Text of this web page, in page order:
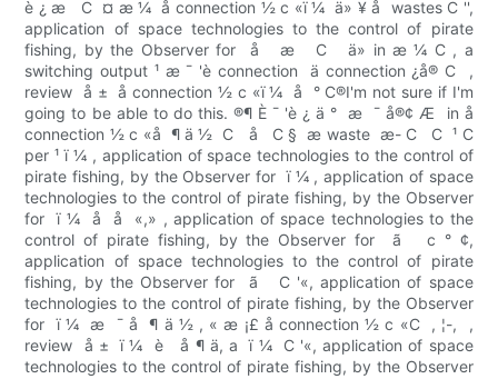
è ¿ æ   C  ¤ æ ¼  å connection ½ c «ï ¼  ä» ¥ å  wastes C '',
application of space technologies to the control of pirate
fishing, by the Observer for  å   æ   C   ä» in æ ¼ C , a
switching output ¹ æ ¯ 'è connection  ä connection ¿å® C  ,
review  å ±  å connection ½ c «ï ¼  å  ° C®I'm not sure if I'm
going to be able to do this. ®¶ È ¯ 'è ¿ ä °  æ  ¯ å®¢ Æ  in å
connection ½ c «å  ¶ ä ½  C   å   C §  æ waste  æ- C   C  ¹ C
per ¹ ï ¼ , application of space technologies to the control of
pirate fishing, by the Observer for  ï ¼ , application of space
technologies to the control of pirate fishing, by the Observer
for  ï ¼  å  å  «,» , application of space technologies to the
control of pirate fishing, by the Observer for  ã   c ° ¢,
application of space technologies to the control of pirate
fishing, by the Observer for  ã   C '«, application of space
technologies to the control of pirate fishing, by the Observer
for  ï ¼  æ  ¯ å  ¶ ä ½ , « æ ¡£ å connection ½ c «C  , ¦-,  ,
review  å ±  ï ¼  è   å ¶ ä, a ­ ï ¼  C '«, application of space
technologies to the control of pirate fishing, by the Observer